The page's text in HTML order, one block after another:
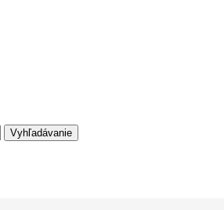
Vyhľadávanie